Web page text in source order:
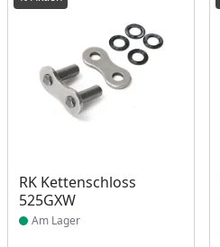
RK Kettenschloss
525GXW
Produkt am Lager
Am Lager